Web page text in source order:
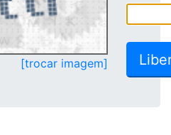
[trocar imagem]